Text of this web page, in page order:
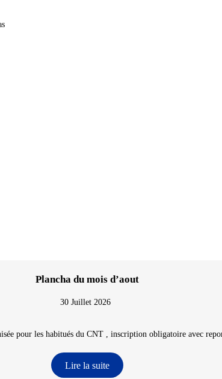
Plancha du mois d’aout
30 Juillet 2026
pour les habitués du CNT , inscription obligatoire avec
Lire la suite